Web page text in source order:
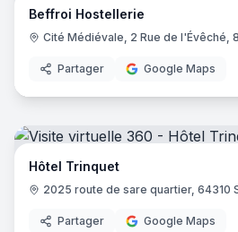
Beffroi Hostellerie
Cité Médiévale, 2 Rue de l'Évêché,
Partager Google Maps
Hôtel Trinquet
2025 route de sare quartier, 64310
Partager Google Maps